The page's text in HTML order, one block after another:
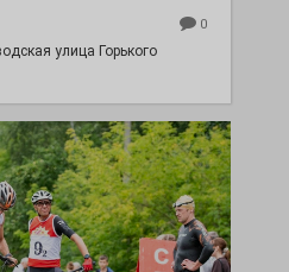
0
улица Горького